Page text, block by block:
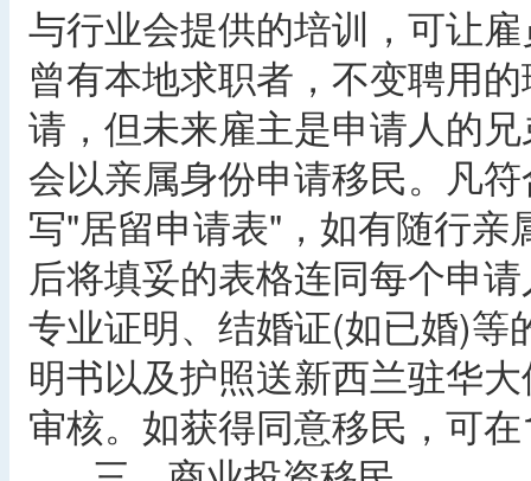
与行业会提供的培训，可让
曾有本地求职者，不变聘用
请，但未来雇主是申请人的
会以亲属身份申请移民。凡
写"居留申请表"，如有随行
后将填妥的表格连同每个申
专业证明、结婚证(如已婚)等
明书以及护照送新西兰驻华
审核。如获得同意移民，可